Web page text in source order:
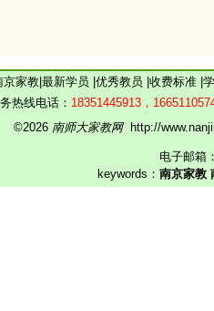
京家教 最新学员 优秀教员 收费标准
热线电话： 18351445913，
©2026 南师大家教网http://
电子邮箱
keywords： 南京家教